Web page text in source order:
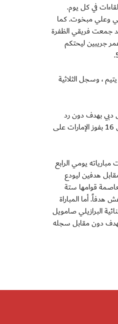
والثلاثاء الموافق 26 و27 ديسمبر 2016 بواقع أربعة لقاءات في كل يوم.
وعلي مبخوت. كما
جمعت فريقي الظفرة
جريبين ليحتكم
، وسجل الثلاثية
دبي بهدف دون رد
سجله لاعبه البرازيلي سانتوس ويندرلي بينما حقق الوحدة فوزاً مستحقاً على دبا الفجيرة بنتيجة 3/1، لتختتم مباريات دور ال 16 بفوز الإمارات على
يومي الرابع
هدفين ليودع
قوامها ستة
أما المباراة
البرازيلي صامويل
بهدف دون مقابل سجله